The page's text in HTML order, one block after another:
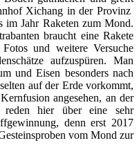
Xichang in der Provinz
im Jahr Raketen zum Mond.
braucht eine Rakete
und weitere Versuche
aufzuspüren. Man
und Eisen besonders nach
auf der Erde vorkommt,
angesehen, an der
hier über eine sehr
denn erst 2017
vom Mond zur